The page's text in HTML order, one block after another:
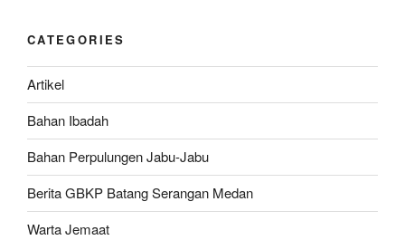
CATEGORIES
Artikel
Bahan Ibadah
Bahan Perpulungen Jabu-Jabu
Berita GBKP Batang Serangan Medan
Warta Jemaat